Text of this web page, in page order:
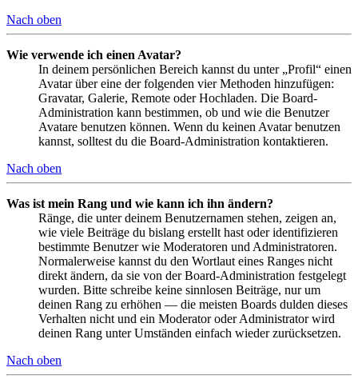
Nach oben
Wie verwende ich einen Avatar?
In deinem persönlichen Bereich kannst du unter „Profil“ einen
Avatar über eine der folgenden vier Methoden hinzufügen:
Gravatar, Galerie, Remote oder Hochladen. Die Board-
Administration kann bestimmen, ob und wie die Benutzer
Avatare benutzen können. Wenn du keinen Avatar benutzen
kannst, solltest du die Board-Administration kontaktieren.
Nach oben
Was ist mein Rang und wie kann ich ihn ändern?
Ränge, die unter deinem Benutzernamen stehen, zeigen an,
wie viele Beiträge du bislang erstellt hast oder identifizieren
bestimmte Benutzer wie Moderatoren und Administratoren.
Normalerweise kannst du den Wortlaut eines Ranges nicht
direkt ändern, da sie von der Board-Administration festgelegt
wurden. Bitte schreibe keine sinnlosen Beiträge, nur um
deinen Rang zu erhöhen — die meisten Boards dulden dieses
Verhalten nicht und ein Moderator oder Administrator wird
deinen Rang unter Umständen einfach wieder zurücksetzen.
Nach oben